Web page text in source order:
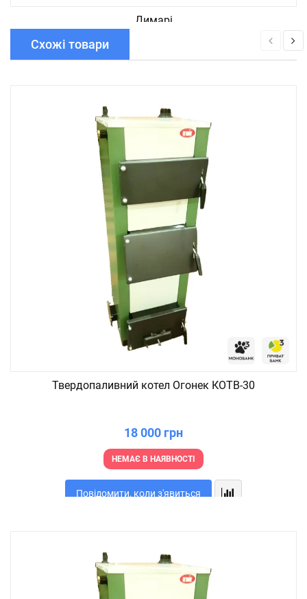
Димарі
Схожі товари
Твердопаливний котел Огонек КОТВ-30
18 000 грн
НЕМАЄ В НАЯВНОСТІ
Повідомити, коли з'явиться